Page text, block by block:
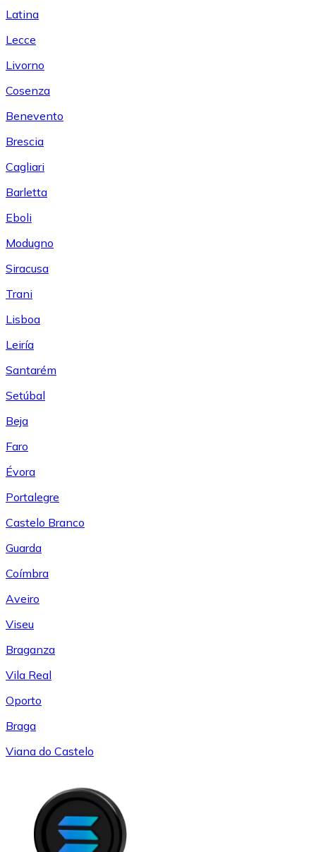
Latina
Lecce
Livorno
Cosenza
Benevento
Brescia
Cagliari
Barletta
Eboli
Modugno
Siracusa
Trani
Lisboa
Leiría
Santarém
Setúbal
Beja
Faro
Évora
Portalegre
Castelo Branco
Guarda
Coímbra
Aveiro
Viseu
Braganza
Vila Real
Oporto
Braga
Viana do Castelo